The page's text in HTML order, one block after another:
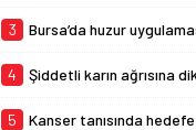
3 Bursa’da huzur
4 Şiddetli karın ağrısına
5 Kanser tanısında hedefe